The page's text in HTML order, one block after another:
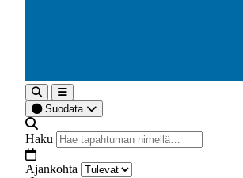
Suodata
Haku
Ajankohta